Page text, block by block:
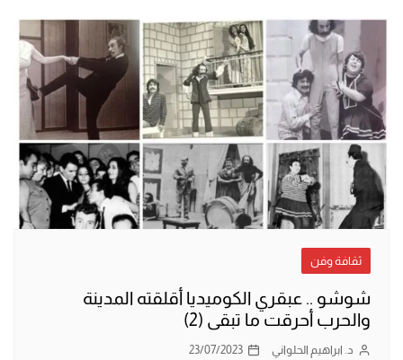
ثقافة وفن
شوشو .. عبقري الكوميديا أقلقته المدينة
والحرب أحرقت ما تبقى (2)
د. ابراهيم الحلواني 23/07/2023